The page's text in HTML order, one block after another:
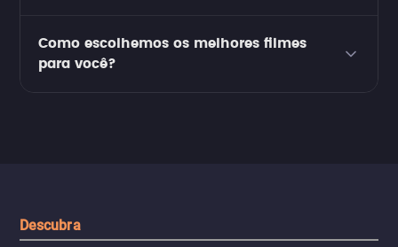
Como escolhemos os melhores filmes
para você?
Descubra